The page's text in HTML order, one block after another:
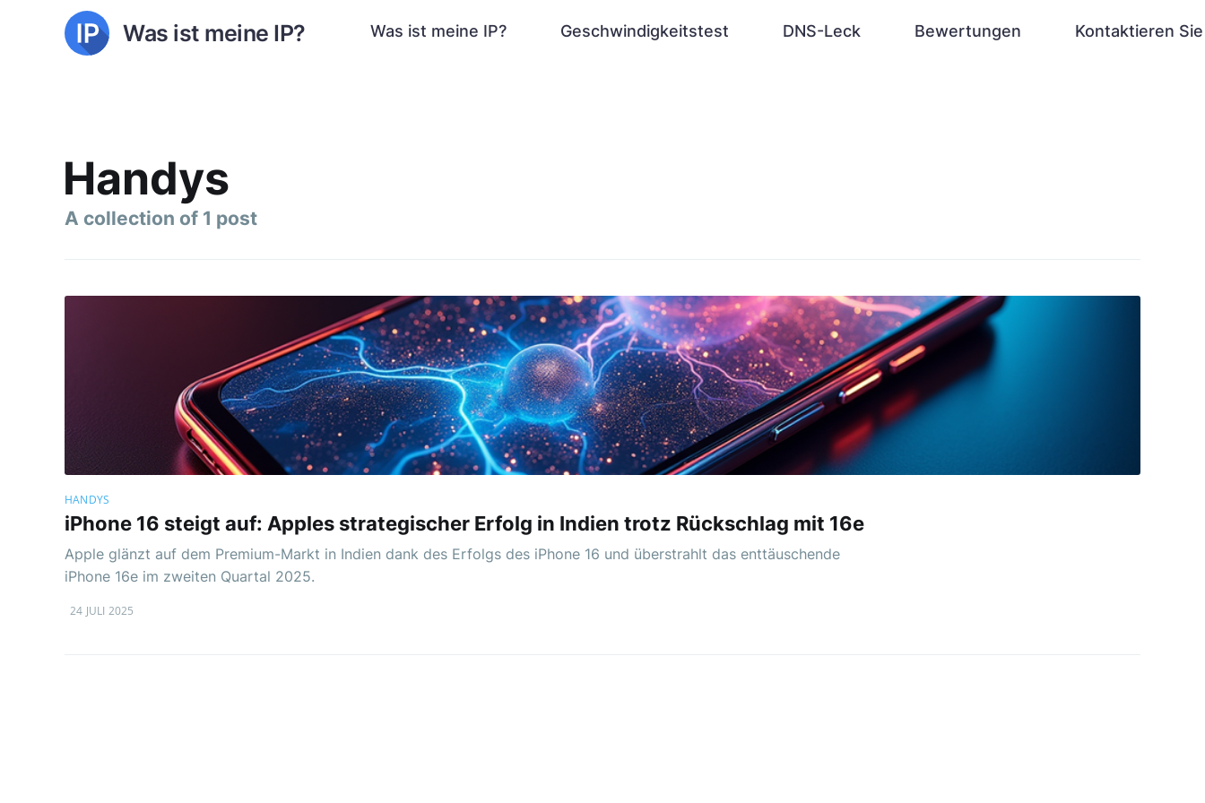
Was ist meine IP? Was ist meine IP? Geschwindigkeitstest DNS-Leck Bewertungen Kontaktieren
Handys
A collection of 1 post
HANDYS
iPhone 16 steigt auf: Apples strategischer Erfolg in Indien trotz Rückschlag mit 16e
Apple glänzt auf dem Premium-Markt in Indien dank des Erfolgs des iPhone 16 und überstrahlt das enttäuschende
iPhone 16e im zweiten Quartal 2025.
24 JULI 2025